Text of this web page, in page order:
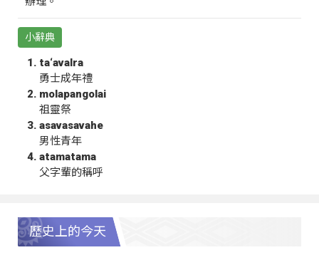
小辭典
ta‘avalra
勇士成年禮
molapangolai
祖靈祭
asavasavahe
男性青年
atamatama
父字輩的稱呼
歷史上的今天